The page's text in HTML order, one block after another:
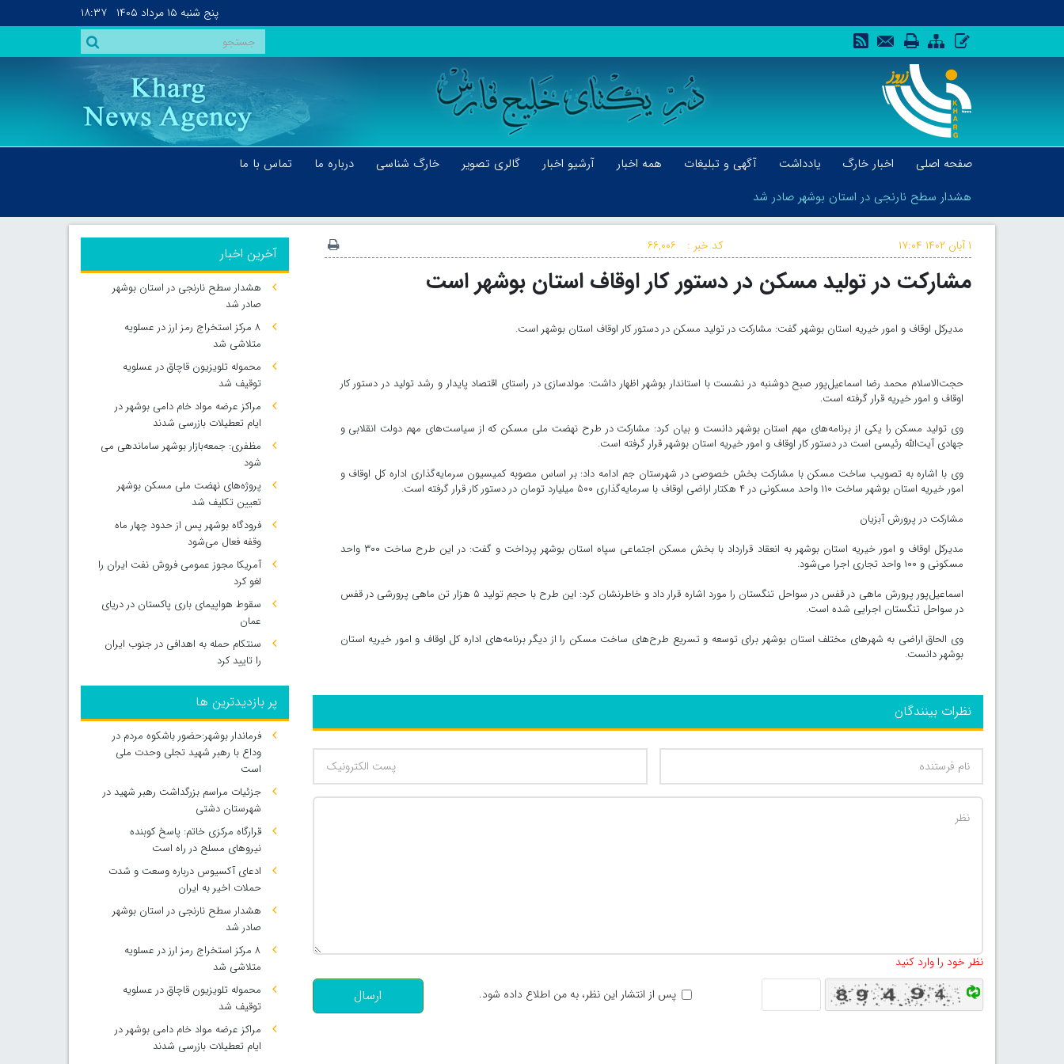
پنج شنبه ۱۵ مرداد ۱۴۰۵ ۱۸:۳۷
صفحه اصلی اخبار خارگ یادداشت آگهی و تبلیغات همه اخبار آرشیو اخبار گالری تصویر خارگ شناسی درباره ما
تماس با ما
هشدار سطح نارنجی در استان بوشهر صادر شد
هشدار سطح نارنجی در استان بوشهر صادر شد
کد خبر : ۶۶,۰۰۶ ۱ آبان ۱۴۰۲ ۱۷:۰۴
مشارکت در تولید مسکن در دستور کار اوقاف استان بوشهر است
مدیرکل اوقاف و امور خیریه استان بوشهر گفت: مشارکت در تولید مسکن در دستور کار اوقاف استان بوشهر است.
حجت‌الاسلام محمد رضا اسماعیل‌پور صبح دوشنبه در نشست با استاندار بوشهر اظهار داشت: مولدسازی در راستای اقتصاد پایدار و رشد تولید در دستور کار
اوقاف و امور خیریه قرار گرفته است.
وی تولید مسکن را یکی از برنامه‌های مهم استان بوشهر دانست و بیان کرد: مشارکت در طرح نهضت ملی مسکن که از سیاست‌های مهم دولت انقلابی و
جهادی آیت‌الله رئیسی است در دستور کار اوقاف و امور خیریه استان بوشهر قرار گرفته است.
وی با اشاره به تصویب ساخت مسکن با مشارکت بخش خصوصی در شهرستان جم ادامه داد: بر اساس مصوبه کمیسیون سرمایه‌گذاری اداره کل اوقاف و
امور خیریه استان بوشهر ساخت ۱۱۰ واحد مسکونی در ۴ هکتار اراضی اوقاف با سرمایه‌گذاری ۵۰۰ میلیارد تومان در دستور کار قرار گرفته است.
مشارکت در پرورش آبزیان
مدیرکل اوقاف و امور خیریه استان بوشهر به انعقاد قرارداد با بخش مسکن اجتماعی سپاه استان بوشهر پرداخت و گفت: در این طرح ساخت ۳۰۰ واحد
مسکونی و ۱۰۰ واحد تجاری اجرا می‌شود.
اسماعیل‌پور پرورش ماهی در قفس در سواحل تنگستان را مورد اشاره قرار داد و خاطرنشان کرد: این طرح با حجم تولید ۵ هزار تن ماهی پرورشی در قفس
در سواحل تنگستان اجرایی شده است.
وی الحاق اراضی به شهرهای مختلف استان بوشهر برای توسعه و تسریع طرح‌های ساخت مسکن را از دیگر برنامه‌های اداره کل اوقاف و امور خیریه استان
بوشهر دانست.
نظرات بینندگان
نظر خود را وارد کنید
پس از انتشار این نظر، به من اطلاع داده شود.
ارسال
آخرین اخبار
هشدار سطح نارنجی در استان بوشهر
صادر شد
۸ مرکز استخراج رمز ارز در عسلویه
متلاشی شد
محموله تلویزیون قاچاق در عسلویه
توقیف شد
مراکز عرضه مواد خام دامی بوشهر در
ایام تعطیلات بازرسی شدند
مظفری: جمعه‌بازار بوشهر ساماندهی می‌
شود
پروژه‌های نهضت ملی مسکن بوشهر
تعیین تکلیف شد
فرودگاه بوشهر پس از حدود چهار ماه
وقفه فعال می‌شود
آمریکا مجوز عمومی فروش نفت ایران را
لغو کرد
سقوط هواپیمای باری پاکستان در دریای
عمان
سنتکام حمله به اهدافی در جنوب ایران
را تایید کرد
پر بازدیدترین ها
فرماندار بوشهر:حضور باشکوه مردم در
وداع با رهبر شهید تجلی وحدت ملی
است
جزئیات مراسم بزرگداشت رهبر شهید در
شهرستان دشتی
قرارگاه مرکزی خاتم: پاسخ کوبنده
نیروهای مسلح در راه است
ادعای آکسیوس درباره وسعت و شدت
حملات اخیر به ایران
هشدار سطح نارنجی در استان بوشهر
صادر شد
۸ مرکز استخراج رمز ارز در عسلویه
متلاشی شد
محموله تلویزیون قاچاق در عسلویه
توقیف شد
مراکز عرضه مواد خام دامی بوشهر در
ایام تعطیلات بازرسی شدند